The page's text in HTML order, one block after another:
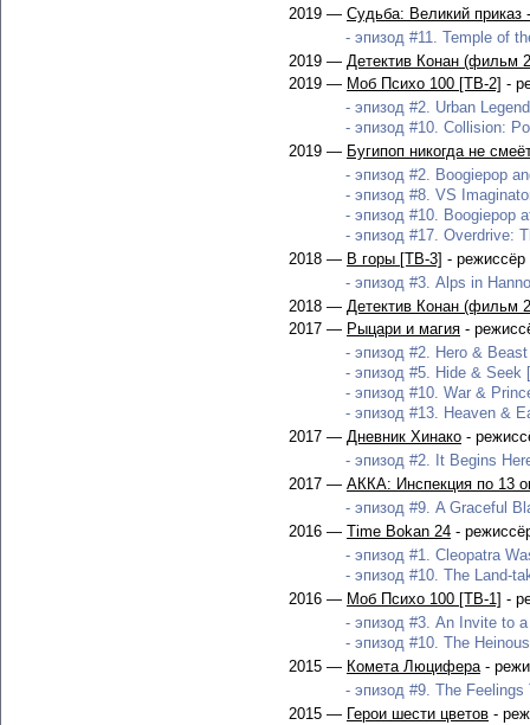
2019 — Судьба: Великий приказ
- эпизод #11. Temple of
2019 — Детектив Конан (фильм
2019 — Моб Психо 100 [ТВ-2] -
- эпизод #2. Urban
- эпизод #10. Collision:
2019 — Бугипоп никогда не
- эпизод #2. Boogiepop
- эпизод #8. VS
- эпизод #10. Boogiepop
- эпизод #17. Overdrive:
2018 — В горы [ТВ-3] - режиссёр
- эпизод #3. Alps in
2018 — Детектив Конан (фильм
2017 — Рыцари и магия -
- эпизод #2. Hero &
- эпизод #5. Hide & Seek
- эпизод #10. War &
- эпизод #13. Heaven &
2017 — Дневник Хинако -
- эпизод #2. It Begins
2017 — АККА: Инспекция по 13
- эпизод #9. A Graceful
2016 — Time Bokan 24 -
- эпизод #1. Cleopatra
- эпизод #10. The Land-
2016 — Моб Психо 100 [ТВ-1] -
- эпизод #3. An Invite to
- эпизод #10. The
2015 — Комета Люцифера-
- эпизод #9. The
2015 — Герои шести цветов -